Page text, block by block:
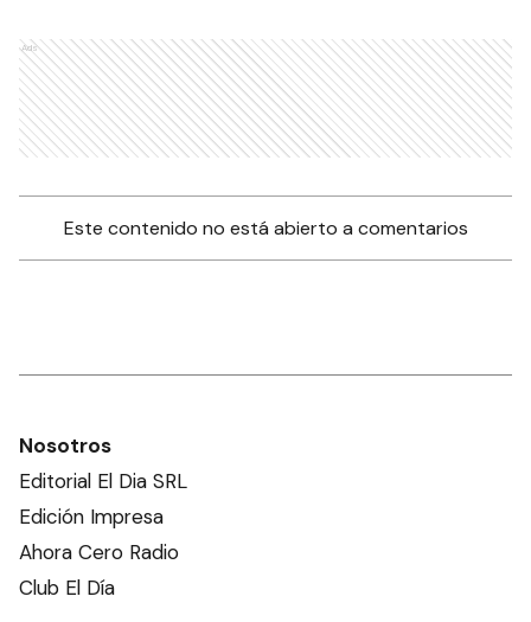
Ads
Este contenido no está abierto a comentarios
Nosotros
Editorial El Dia SRL
Edición Impresa
Ahora Cero Radio
Club El Día